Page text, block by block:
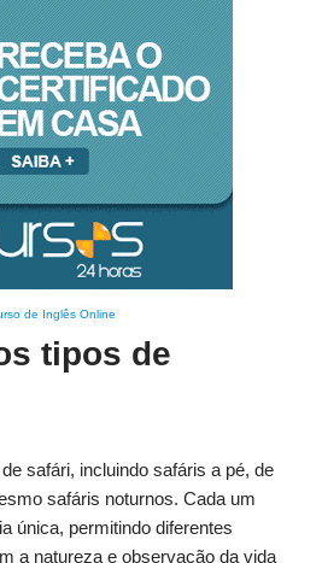
de Inglês Online
tipos de
safári, incluindo safáris a pé, de
safáris noturnos. Cada um
única, permitindo diferentes
a natureza e observação da vida